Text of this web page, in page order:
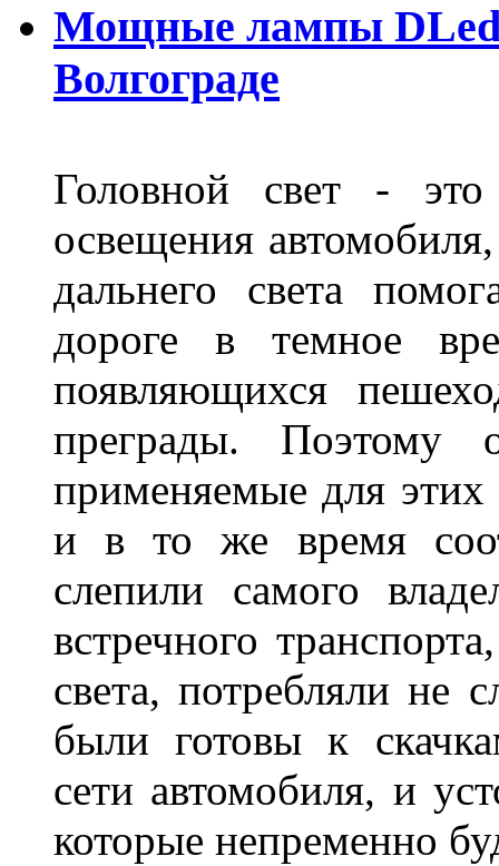
Мощные лампы DLed
Волгограде
Головной свет -
освещения
дальнего света
дороге в темное
появляющихся
преграды. Поэтому
применяемые для
и в то же время
слепили самого
встречного
света, потребляли не
были готовы к
сети автомобиля, и
которые непременно